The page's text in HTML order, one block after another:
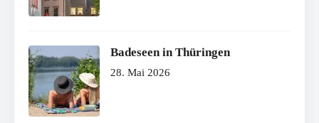
Badeseen in Thüringen
28. Mai 2026